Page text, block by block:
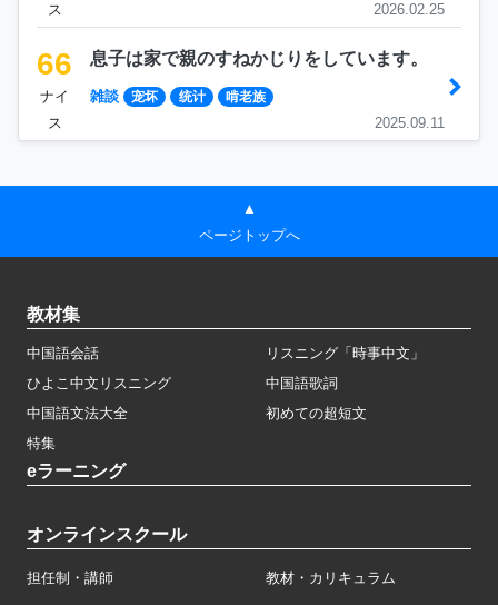
ス
2026.02.25
66
ナイ
ス
息子は家で親のすねかじりをしています。
雑談 宠坏 统计 啃老族
2025.09.11
▲
ページトップへ
教材集
中国語会話
リスニング「時事中文」
ひよこ中文リスニング
中国語歌詞
中国語文法大全
初めての超短文
特集
eラーニング
オンラインスクール
担任制・講師 教材・カリキュラム